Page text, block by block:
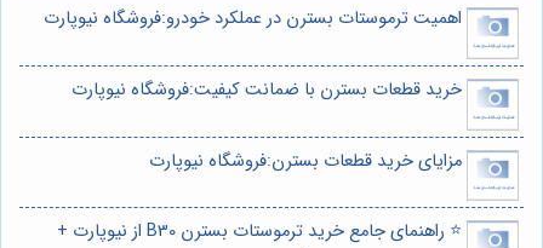
اهمیت ترموستات بسترن در عملکرد خودرو:فروشگاه نیوپارت
خرید قطعات بسترن با ضمانت کیفیت:فروشگاه نیوپارت
مزایای خرید قطعات بسترن:فروشگاه نیوپارت
⭐️ راهنمای جامع خرید ترموستات بسترن B30 از نیوپارت +